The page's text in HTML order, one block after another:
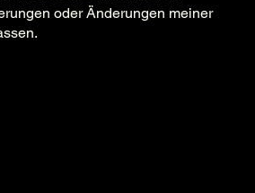
oder Änderungen meiner